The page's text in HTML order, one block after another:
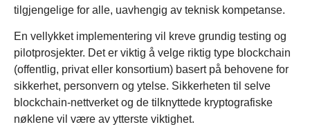
tilgjengelige for alle, uavhengig av teknisk kompetanse.
En vellykket implementering vil kreve grundig testing og
pilotprosjekter. Det er viktig å velge riktig type blockchain
(offentlig, privat eller konsortium) basert på behovene for
sikkerhet, personvern og ytelse. Sikkerheten til selve
blockchain-nettverket og de tilknyttede kryptografiske
nøklene vil være av ytterste viktighet.